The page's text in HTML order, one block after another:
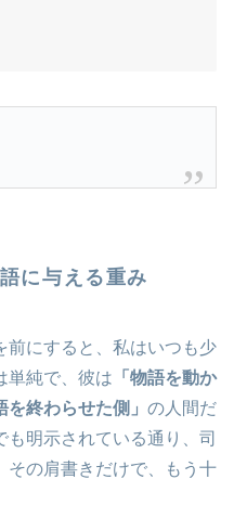
に与える重み
前にすると、私はいつも少
単純で、彼は 「物語を動か
終わらせた側」 の人間だ
明示されている通り、司
その肩書きだけで、もう十